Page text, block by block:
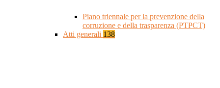
Piano triennale per la prevenzione della
corruzione e della trasparenza (PTPCT)
Atti generali 138